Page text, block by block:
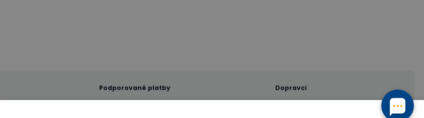
Podporované platby Dopravci